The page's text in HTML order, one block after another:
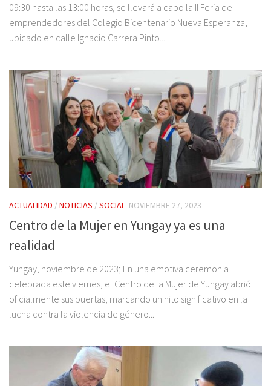
09:30 hasta las 13:00 horas, se llevará a cabo la II Feria de
emprendedores del Colegio Bicentenario Nueva Esperanza,
ubicado en calle Ignacio Carrera Pinto...
ACTUALIDAD /NOTICIAS /SOCIAL NOVIEMBRE 27, 2023
Centro de la Mujer en Yungay ya es una
realidad
Yungay, noviembre de 2023; En una emotiva ceremonia
celebrada este viernes, el Centro de la Mujer de Yungay abrió
oficialmente sus puertas, marcando un hito significativo en la
lucha contra la violencia de género...